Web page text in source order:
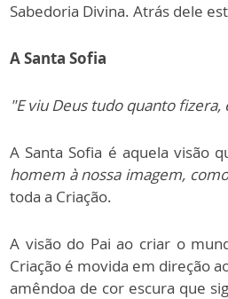
Sabedoria Divina. Atrás dele
A Santa Sofia
"E viu Deus tudo quanto
A Santa Sofia é aquela visão
homem à nossa imagem,
toda a Criação.
A visão do Pai ao criar o
Criação é movida em direção
amêndoa de cor escura que